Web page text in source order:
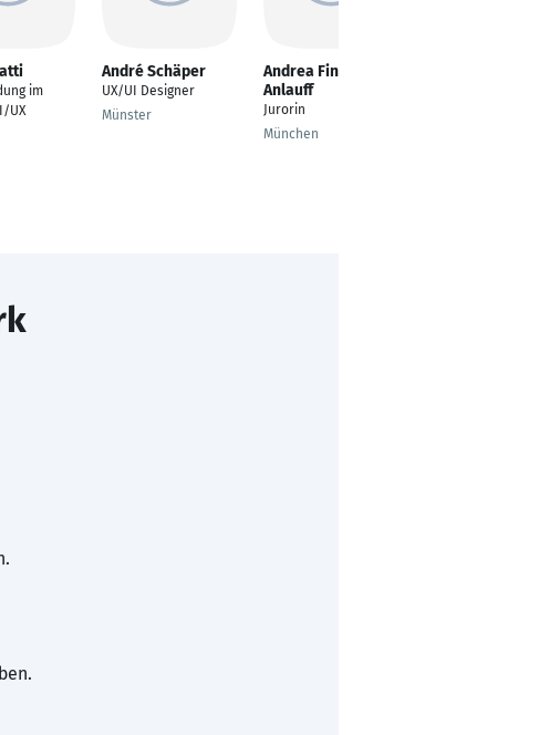
im
UX
André Schäper
UX/UI Designer
Münster
Andrea Finke-
Anlauff
Jurorin
München